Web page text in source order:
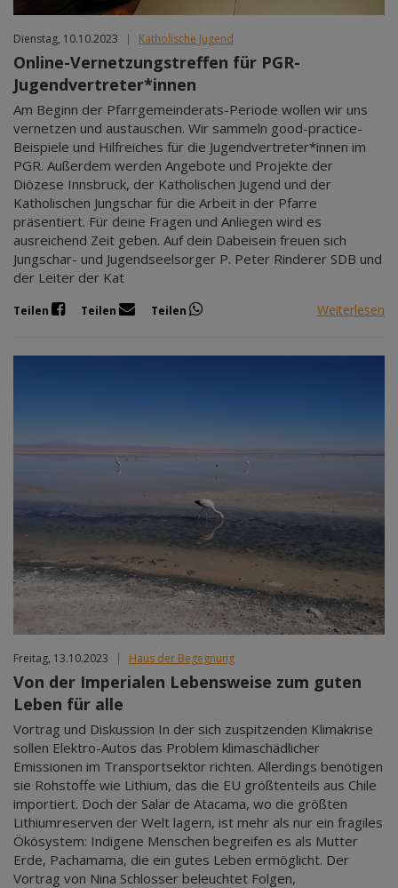
Dienstag, 10.10.2023 | Katholische Jugend
Online-Vernetzungstreffen für PGR-
Jugendvertreter*innen
Am Beginn der Pfarrgemeinderats-Periode wollen wir uns
vernetzen und austauschen. Wir sammeln good-practice-
Beispiele und Hilfreiches für die Jugendvertreter*innen im
PGR. Außerdem werden Angebote und Projekte der
Diözese Innsbruck, der Katholischen Jugend und der
Katholischen Jungschar für die Arbeit in der Pfarre
präsentiert. Für deine Fragen und Anliegen wird es
ausreichend Zeit geben. Auf dein Dabeisein freuen sich
Jungschar- und Jugendseelsorger P. Peter Rinderer SDB und
der Leiter der Kat
Teilen Teilen Teilen Weiterlesen
Freitag, 13.10.2023 | Haus der Begegnung
Von der Imperialen Lebensweise zum guten
Leben für alle
Vortrag und Diskussion In der sich zuspitzenden Klimakrise
sollen Elektro-Autos das Problem klimaschädlicher
Emissionen im Transportsektor richten. Allerdings benötigen
sie Rohstoffe wie Lithium, das die EU größtenteils aus Chile
importiert. Doch der Salar de Atacama, wo die größten
Lithiumreserven der Welt lagern, ist mehr als nur ein fragiles
Ökösystem: Indigene Menschen begreifen es als Mutter
Erde, Pachamama, die ein gutes Leben ermöglicht. Der
Vortrag von Nina Schlosser beleuchtet Folgen,